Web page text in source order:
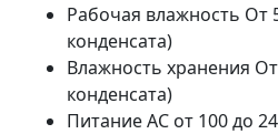
Рабочая влажность От
конденсата)
Влажность хранения
конденсата)
Питание AC от 100 до